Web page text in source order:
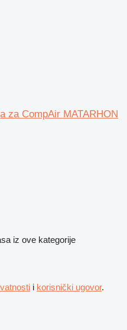
za CompAir MATARHON
iz ove kategorije
i korisnički ugovor.